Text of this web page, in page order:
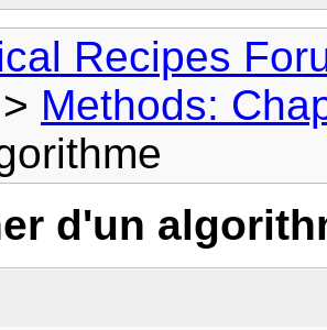
Recipes
> Methods:
d'un